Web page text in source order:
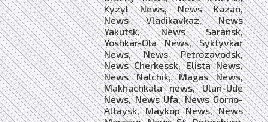
Kyzyl News, News Kazan,
News Vladikavkaz, News
Yakutsk, News Saransk,
Yoshkar-Ola News, Syktyvkar
News, News Petrozavodsk,
News Cherkessk, Elista News,
News Nalchik, Magas News,
Makhachkala news, Ulan-Ude
News, News Ufa, News Gorno-
Altaysk, Maykop News, News